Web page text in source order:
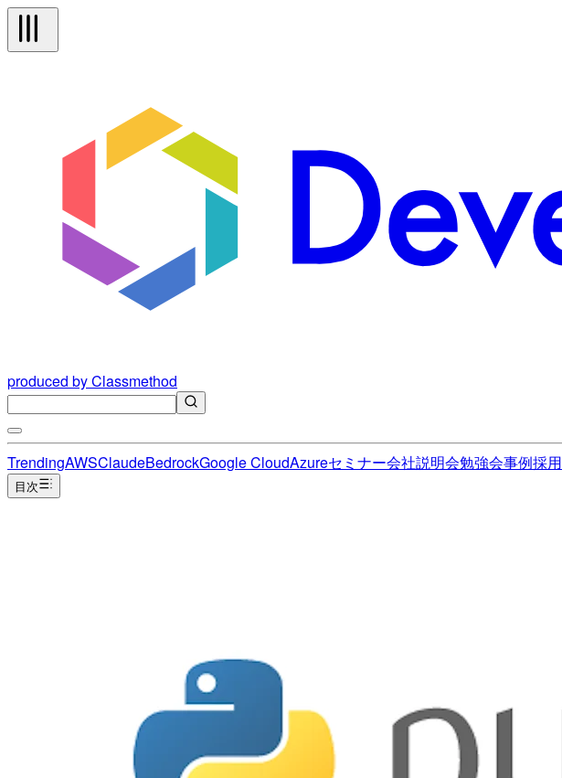
produced by Classmethod
TrendingAWSClaudeBedrockGoogle CloudAzureセミナー会社説明会勉強会事例採用
目次